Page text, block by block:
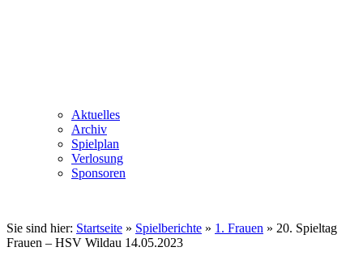
Aktuelles
Archiv
Spielplan
Verlosung
Sponsoren
Sie sind hier: Startseite » Spielberichte » 1. Frauen » 20. Spieltag
Frauen – HSV Wildau 14.05.2023